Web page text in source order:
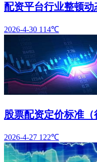
配资平台行业整顿
2026-4-30 114℃
股票配资定价标准（
2026-4-27 122℃